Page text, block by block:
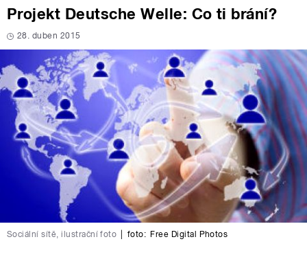
Projekt Deutsche Welle: Co ti brání?
28. duben 2015
Sociální sítě, ilustrační foto foto: Free Digital Photos